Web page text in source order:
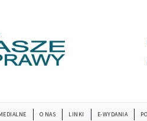
O NAS LINKI E-WYDANIA